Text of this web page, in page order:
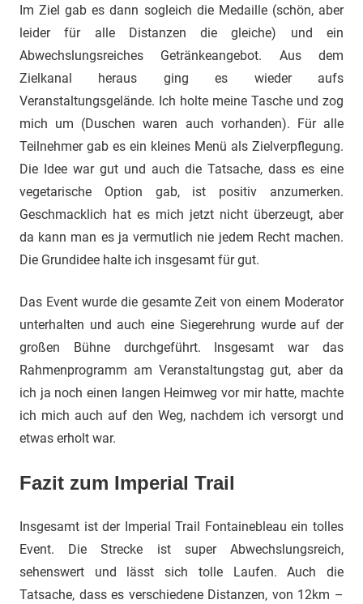
Im Ziel gab es dann sogleich die Medaille (schön, aber
leider für alle Distanzen die gleiche) und ein
Abwechslungsreiches Getränkeangebot. Aus dem
Zielkanal heraus ging es wieder aufs
Veranstaltungsgelände. Ich holte meine Tasche und zog
mich um (Duschen waren auch vorhanden). Für alle
Teilnehmer gab es ein kleines Menü als Zielverpflegung.
Die Idee war gut und auch die Tatsache, dass es eine
vegetarische Option gab, ist positiv anzumerken.
Geschmacklich hat es mich jetzt nicht überzeugt, aber
da kann man es ja vermutlich nie jedem Recht machen.
Die Grundidee halte ich insgesamt für gut.
Das Event wurde die gesamte Zeit von einem Moderator
unterhalten und auch eine Siegerehrung wurde auf der
großen Bühne durchgeführt. Insgesamt war das
Rahmenprogramm am Veranstaltungstag gut, aber da
ich ja noch einen langen Heimweg vor mir hatte, machte
ich mich auch auf den Weg, nachdem ich versorgt und
etwas erholt war.
Fazit zum Imperial Trail
Insgesamt ist der Imperial Trail Fontainebleau ein tolles
Event. Die Strecke ist super Abwechslungsreich,
sehenswert und lässt sich tolle Laufen. Auch die
Tatsache, dass es verschiedene Distanzen, von 12km –